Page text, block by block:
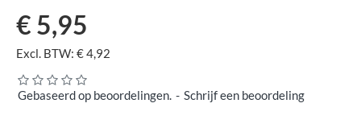
Gebaseerd op beoordelingen. - Schrijf een beoordeling
€ 5,95
Excl. BTW: € 4,92